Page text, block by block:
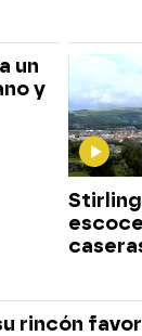
un
y
rincón